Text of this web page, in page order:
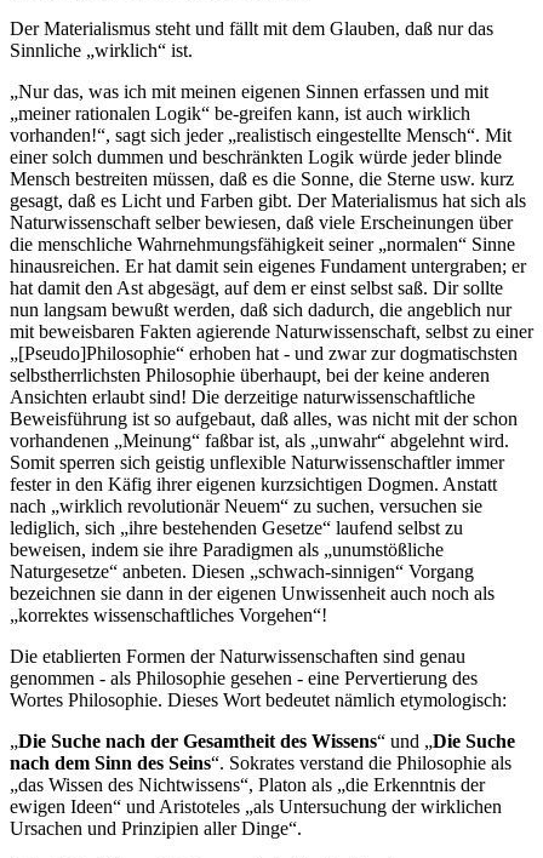
Der Materialismus steht und fällt mit dem Glauben, daß nur das
Sinnliche „wirklich“ ist.
„Nur das, was ich mit meinen eigenen Sinnen erfassen und mit
„meiner rationalen Logik“ be-greifen kann, ist auch wirklich
vorhanden!“, sagt sich jeder „realistisch eingestellte Mensch“. Mit
einer solch dummen und beschränkten Logik würde jeder blinde
Mensch bestreiten müssen, daß es die Sonne, die Sterne usw. kurz
gesagt, daß es Licht und Farben gibt. Der Materialismus hat sich als
Naturwissenschaft selber bewiesen, daß viele Erscheinungen über
die menschliche Wahrnehmungsfähigkeit seiner „normalen“ Sinne
hinausreichen. Er hat damit sein eigenes Fundament untergraben; er
hat damit den Ast abgesägt, auf dem er einst selbst saß. Dir sollte
nun langsam bewußt werden, daß sich dadurch, die angeblich nur
mit beweisbaren Fakten agierende Naturwissenschaft, selbst zu einer
„[Pseudo]Philosophie“ erhoben hat - und zwar zur dogmatischsten
selbstherrlichsten Philosophie überhaupt, bei der keine anderen
Ansichten erlaubt sind! Die derzeitige naturwissenschaftliche
Beweisführung ist so aufgebaut, daß alles, was nicht mit der schon
vorhandenen „Meinung“ faßbar ist, als „unwahr“ abgelehnt wird.
Somit sperren sich geistig unflexible Naturwissenschaftler immer
fester in den Käfig ihrer eigenen kurzsichtigen Dogmen. Anstatt
nach „wirklich revolutionär Neuem“ zu suchen, versuchen sie
lediglich, sich „ihre bestehenden Gesetze“ laufend selbst zu
beweisen, indem sie ihre Paradigmen als „unumstößliche
Naturgesetze“ anbeten. Diesen „schwach-sinnigen“ Vorgang
bezeichnen sie dann in der eigenen Unwissenheit auch noch als
„korrektes wissenschaftliches Vorgehen“!
Die etablierten Formen der Naturwissenschaften sind genau
genommen - als Philosophie gesehen - eine Pervertierung des
Wortes Philosophie. Dieses Wort bedeutet nämlich etymologisch:
„Die Suche nach der Gesamtheit des Wissens“ und „Die Suche
nach dem Sinn des Seins“. Sokrates verstand die Philosophie als
„das Wissen des Nichtwissens“, Platon als „die Erkenntnis der
ewigen Ideen“ und Aristoteles „als Untersuchung der wirklichen
Ursachen und Prinzipien aller Dinge“.